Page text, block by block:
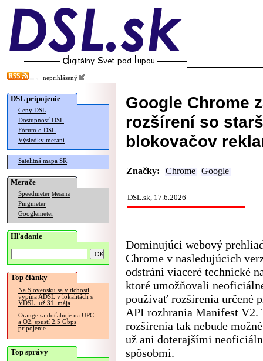
neprihlásený
DSL pripojenie
Ceny DSL
Dostupnosť DSL
Fórum o DSL
Výsledky meraní
Satelitná mapa SR
Merače
Speedmeter Merania
Pingmeter
Googlemeter
Hľadanie
Top články
Na Slovensku sa v tichosti
vypína ADSL v lokalitách s
VDSL, už 31. mája
Orange sa doťahuje na UPC
a O2, spustí 2.5 Gbps
pripojenie
Top správy
Google Chrome
rozšírení so
blokovačov
Značky: Chrome Google
DSL.sk, 17.6.2026
Dominujúci webový
Chrome v nasledujúcich
odstráni viaceré technické
ktoré umožňovali
používať rozšírenia určené
API rozhrania Manifest V2.
rozšírenia tak nebude
už ani doterajšími
spôsobmi.